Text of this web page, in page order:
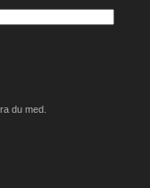
du med.